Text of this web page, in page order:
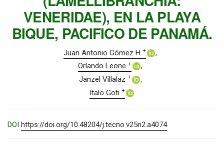
VENERIDAE), EN LA PLAYA
BIQUE, PACIFICO DE PANAMÁ.
Juan Antonio Gómez H +
Orlando Leone +
Janzel Villalaz +
Italo Goti +
DOI https://doi.org/10.48204/j.tecno.v25n2.a4074